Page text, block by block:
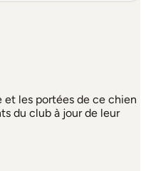
et les portées de ce chien
du club à jour de leur